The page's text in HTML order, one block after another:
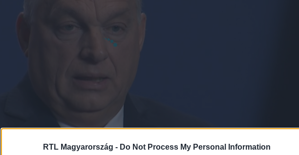
RTL Magyarország - Do Not Process My Personal Information